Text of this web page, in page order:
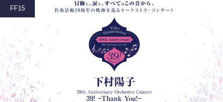
FF15